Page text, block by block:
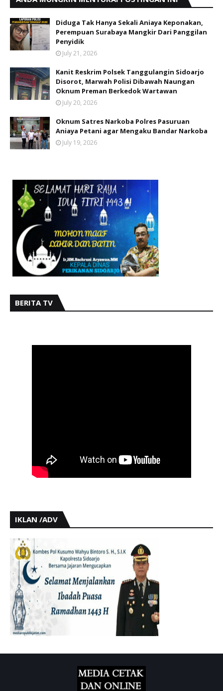
Diduga Tak Hanya Sekali Aniaya Keponakan,
Perempuan Surabaya Mangkir Dari Panggilan
Penyidik
July 21, 2026
Kanit Reskrim Polsek Tanggulangin Sidoarjo
Disorot, Marwah Polisi Dibawah Naungan
Oknum Preman Berkedok Wartawan
July 20, 2026
Oknum Satres Narkoba Polres Pasuruan
Aniaya Petani agar Mengaku Bandar Narkoba
July 19, 2026
BERITA TV
IKLAN /ADV